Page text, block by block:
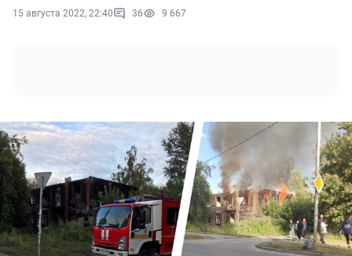
15 августа 2022, 22:40 36 9 667